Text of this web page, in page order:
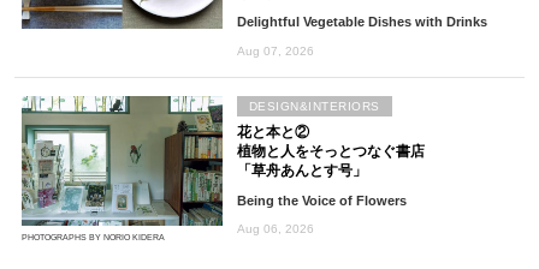
Delightful Vegetable Dishes with Drinks
Aug 07, 2026
PHOTOGRAPHS BY NORIO KIDERA
花と本と②
植物と人をそっとつなぐ書店
「草舟あんとす号」
Being the Voice of Flowers
Aug 06, 2026
DESIGN&INTERIORS